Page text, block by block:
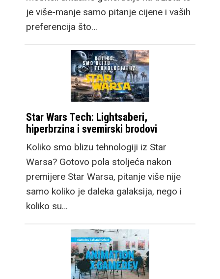
je više-manje samo pitanje cijene i vaših
preferencija što…
Star Wars Tech: Lightsaberi,
hiperbrzina i svemirski brodovi
Koliko smo blizu tehnologiji iz Star
Warsa? Gotovo pola stoljeća nakon
premijere Star Warsa, pitanje više nije
samo koliko je daleka galaksija, nego i
koliko su…